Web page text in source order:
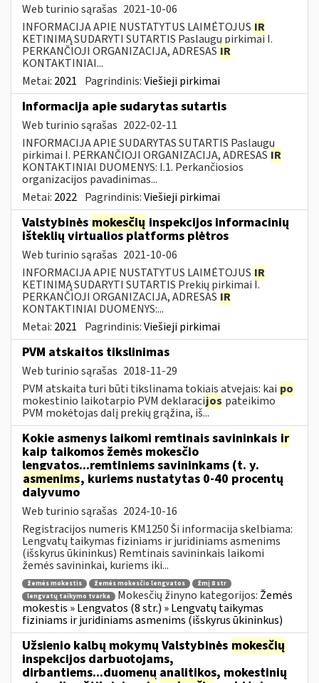
Web turinio sąrašas 2021-10-06
INFORMACIJA APIE NUSTATYTUS LAIMĖTOJUS IR
KETINIMĄ SUDARYTI SUTARTIS Paslaugų pirkimai I.
PERKANČIOJI ORGANIZACIJA, ADRESAS IR
KONTAKTINIAI...
Metai: 2021 Pagrindinis:Viešieji pirkimai
Informacija apie sudarytas sutartis
Web turinio sąrašas 2022-02-11
INFORMACIJA APIE SUDARYTAS SUTARTIS Paslaugų
pirkimai I. PERKANČIOJI ORGANIZACIJA, ADRESAS IR
KONTAKTINIAI DUOMENYS: I.1. Perkančiosios
organizacijos pavadinimas...
Metai: 2022 Pagrindinis:Viešieji pirkimai
Valstybinės mokesčių inspekcijos informacinių
išteklių virtualios platforms plėtros
Web turinio sąrašas 2021-10-06
INFORMACIJA APIE NUSTATYTUS LAIMĖTOJUS IR
KETINIMĄ SUDARYTI SUTARTIS Prekių pirkimai I.
PERKANČIOJI ORGANIZACIJA, ADRESAS IR
KONTAKTINIAI DUOMENYS:...
Metai: 2021 Pagrindinis:Viešieji pirkimai
PVM atskaitos tikslinimas
Web turinio sąrašas 2018-11-29
PVM atskaita turi būti tikslinama tokiais atvejais: kai po
mokestinio laikotarpio PVM deklaracijos pateikimo
PVM mokėtojas dalį prekių grąžina, iš...
Kokie asmenys laikomi remtinais savininkais ir
kaip taikomos žemės mokesčio
lengvatos...remtiniems savininkams (t. y.
asmenims, kuriems nustatytas 0-40 procentų
dalyvumo
Web turinio sąrašas 2024-10-16
Registracijos numeris KM1250 Ši informacija skelbiama:
Lengvatų taikymas fiziniams ir juridiniams asmenims
(išskyrus ūkininkus) Remtinais savininkais laikomi
žemės savininkai, kuriems iki...
žemės mokestis žemės mokesčio lengvatos
žmį 8 str
lengvatų taikymo tvarka
Mokesčių žinyno kategorijos: Žemės
mokestis » Lengvatos (8 str.) » Lengvatų taikymas
fiziniams ir juridiniams asmenims (išskyrus ūkininkus)
Užsienio kalbų mokymų Valstybinės mokesčių
inspekcijos darbuotojams,
dirbantiems...duomenų analitikos, mokestinių